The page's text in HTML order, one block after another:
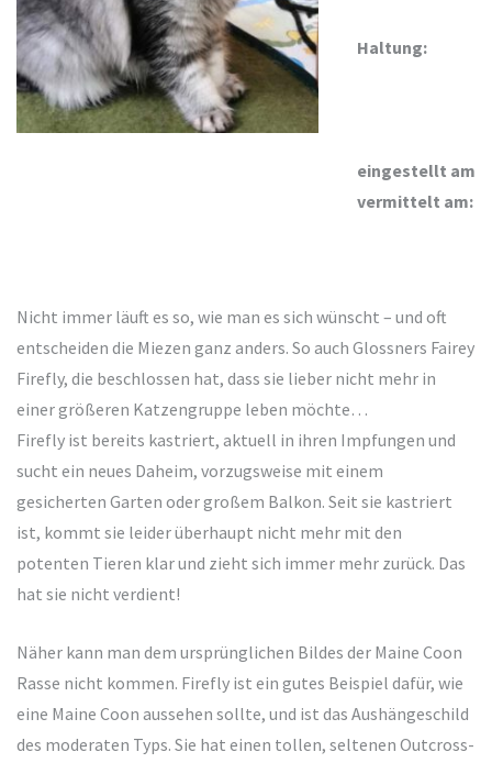
Haltung:
eingestellt am:
vermittelt am:
Nicht immer läuft es so, wie man es sich wünscht – und oft
entscheiden die Miezen ganz anders. So auch Glossners Fairey
Firefly, die beschlossen hat, dass sie lieber nicht mehr in
einer größeren Katzengruppe leben möchte…
Firefly ist bereits kastriert, aktuell in ihren Impfungen und
sucht ein neues Daheim, vorzugsweise mit einem
gesicherten Garten oder großem Balkon. Seit sie kastriert
ist, kommt sie leider überhaupt nicht mehr mit den
potenten Tieren klar und zieht sich immer mehr zurück. Das
hat sie nicht verdient!
Näher kann man dem ursprünglichen Bildes der Maine Coon
Rasse nicht kommen. Firefly ist ein gutes Beispiel dafür, wie
eine Maine Coon aussehen sollte, und ist das Aushängeschild
des moderaten Typs. Sie hat einen tollen, seltenen Outcross-